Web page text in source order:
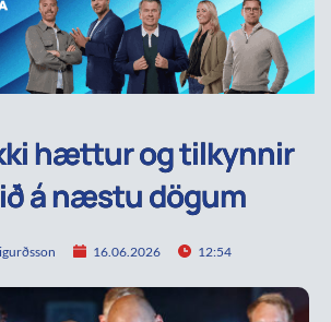
hættur og tilkynnir
á næstu dögum
16.06.2026 12:54